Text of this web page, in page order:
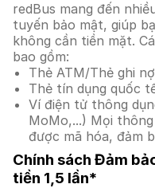
redBus mang đến
tuyến bảo mật, giúp
không cần tiền mặt.
bao gồm:
Thẻ ATM/Thẻ ghi
Thẻ tín dụng quốc
Ví điện tử thông
MoMo,...) Mọi
được mã hóa, đảm
Chính sách Đảm
tiền 1,5 lần*